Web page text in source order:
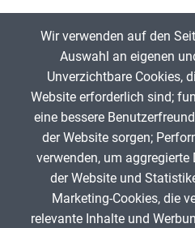
Captcha
Gib die
beachte
Um Spam zu verhindern, gib bitte
oben ein.
Wir verwenden auf den
Auswahl an eigenen
Unverzichtbare Cookies,
Website erforderlich sind;
eine bessere
der Website sorgen;
verwenden, um
der Website und
Marketing-Cookies, die
relevante Inhalte und